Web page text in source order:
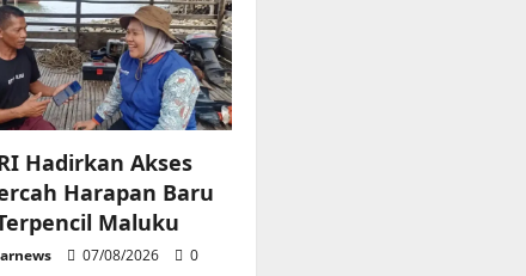
Hadirkan Akses
Harapan Baru
Maluku
07/08/2026 0